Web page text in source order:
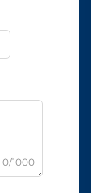
0/1000